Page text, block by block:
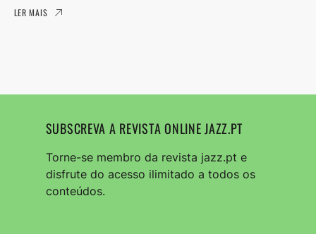
LER MAIS
SUBSCREVA A REVISTA ONLINE JAZZ.PT
Torne-se membro da revista jazz.pt e
disfrute do acesso ilimitado a todos os
conteúdos.